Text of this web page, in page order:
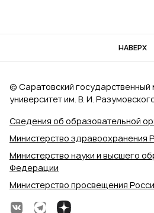
НАВЕРХ
Сведения об образовательной
Министерство здравоохранения
Министерство науки и высшего
Федерации
Министерство просвещения
© Саратовский государственный
университет им. В. И.